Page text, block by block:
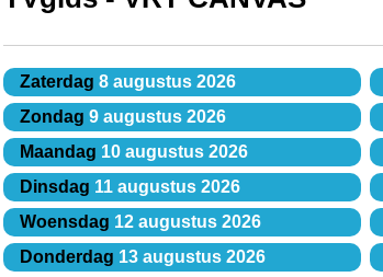
Zaterdag 8 augustus 2026
Zondag 9 augustus 2026
Maandag 10 augustus 2026
Dinsdag 11 augustus 2026
Woensdag 12 augustus 2026
Donderdag 13 augustus 2026